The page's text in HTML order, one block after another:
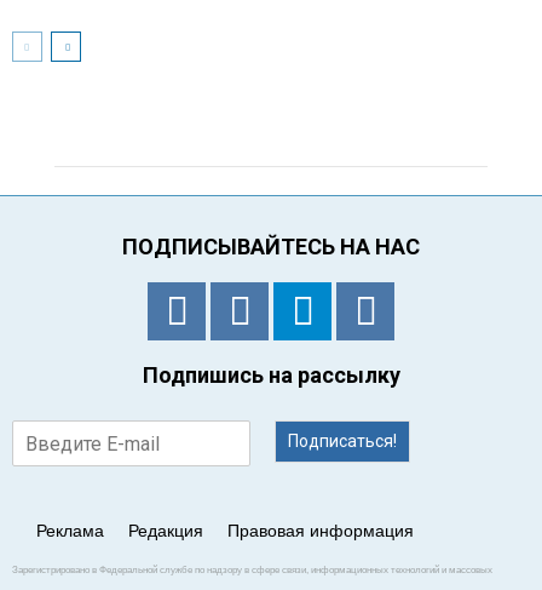
ПОДПИСЫВАЙТЕСЬ НА НАС
Подпишись на рассылку
Подписаться!
Реклама Редакция Правовая информация
Зарегистрировано в Федеральной службе по надзору в сфере связи, информационных технологий и массовых